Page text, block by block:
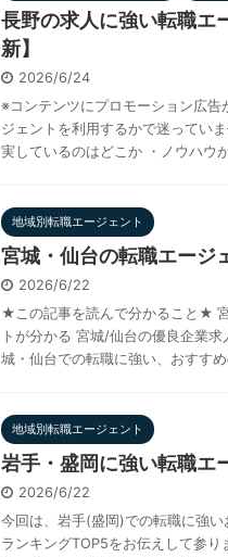
長野の求人に強い転職エ
新】
2026/6/24
※コンテンツにプロモーション広
ジェントを利用するかで迷ってい
実しているのはどこか ・ノウハウ
地域別転職エージェント
宮城・仙台の転職エージ
2026/6/22
★この記事を読んで分かること★
トが分かる 宮城/仙台の優良企業
城・仙台での転職に強い、おすす
地域別転職エージェント
岩手・盛岡に強い転職エ
2026/6/22
今回は、岩手(盛岡)での転職に強
ランキングTOP5をお伝えして参